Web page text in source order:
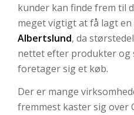
kunder kan finde frem til
meget vigtigt at få lagt en
Albertslund, da
nettet efter produkter og
foretager sig et køb.
Der er mange
fremmest kaster sig over